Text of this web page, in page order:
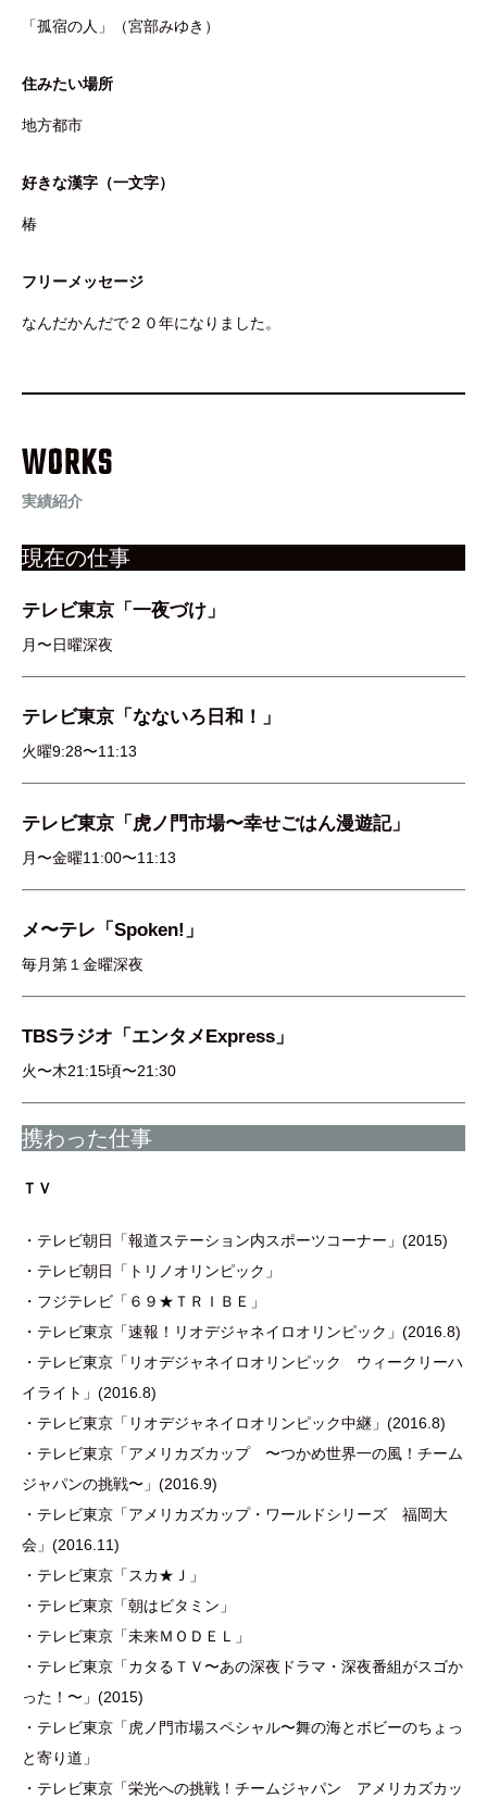
「孤宿の人」（宮部みゆき）
住みたい場所
地方都市
好きな漢字（一文字）
椿
フリーメッセージ
なんだかんだで２０年になりました。
WORKS
実績紹介
現在の仕事
テレビ東京「一夜づけ」
月〜日曜深夜
テレビ東京「なないろ日和！」
火曜9:28〜11:13
テレビ東京「虎ノ門市場〜幸せごはん漫遊記」
月〜金曜11:00〜11:13
メ〜テレ「Spoken!」
毎月第１金曜深夜
TBSラジオ「エンタメExpress」
火〜木21:15頃〜21:30
携わった仕事
ＴＶ
・テレビ朝日「報道ステーション内スポーツコーナー」(2015)
・テレビ朝日「トリノオリンピック」
・フジテレビ「６９★ＴＲＩＢＥ」
・テレビ東京「速報！リオデジャネイロオリンピック」(2016.8)
・テレビ東京「リオデジャネイロオリンピック ウィークリーハ
イライト」(2016.8)
・テレビ東京「リオデジャネイロオリンピック中継」(2016.8)
・テレビ東京「アメリカズカップ 〜つかめ世界一の風！チーム
ジャパンの挑戦〜」(2016.9)
・テレビ東京「アメリカズカップ・ワールドシリーズ 福岡大
会」(2016.11)
・テレビ東京「スカ★Ｊ」
・テレビ東京「朝はビタミン」
・テレビ東京「未来ＭＯＤＥＬ」
・テレビ東京「カタるＴＶ〜あの深夜ドラマ・深夜番組がスゴか
った！〜」(2015)
・テレビ東京「虎ノ門市場スペシャル〜舞の海とボビーのちょっ
と寄り道」
・テレビ東京「栄光への挑戦！チームジャパン アメリカズカッ